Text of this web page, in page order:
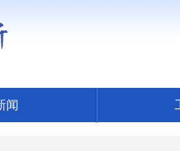
闻